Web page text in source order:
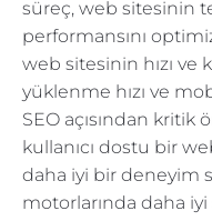
süreç, web sitesinin
performansını
web sitesinin hızı ve
yüklenme hızı ve
SEO açısından kritik
kullanıcı dostu bir
daha iyi bir deneyim
motorlarında daha iyi